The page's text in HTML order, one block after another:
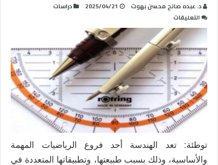
د. عبده صالح محسن بهوث 2025/04/21
دراسات
التعليقات
التطبيقات
التربوية
لنموذج
فان
هيل
في
تدريس
محتوى
الهندسة
بكتب
الرياضيات
مغلقة
توطئة: تعد الهندسة أحد فروع الرياضيات المهمة
والأساسية، وذلك بسبب طبيعتها، وتطبيقاتها المتعددة في